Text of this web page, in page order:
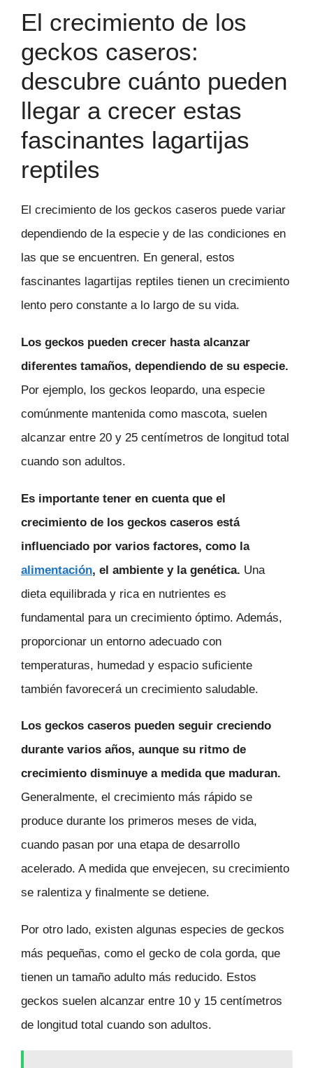
El crecimiento de los
geckos caseros:
descubre cuánto pueden
llegar a crecer estas
fascinantes lagartijas
reptiles
El crecimiento de los geckos caseros puede variar
dependiendo de la especie y de las condiciones en
las que se encuentren. En general, estos
fascinantes lagartijas reptiles tienen un crecimiento
lento pero constante a lo largo de su vida.
Los geckos pueden crecer hasta alcanzar
diferentes tamaños, dependiendo de su especie.
Por ejemplo, los geckos leopardo, una especie
comúnmente mantenida como mascota, suelen
alcanzar entre 20 y 25 centímetros de longitud total
cuando son adultos.
Es importante tener en cuenta que el
crecimiento de los geckos caseros está
influenciado por varios factores, como la
alimentación, el ambiente y la genética. Una
dieta equilibrada y rica en nutrientes es
fundamental para un crecimiento óptimo. Además,
proporcionar un entorno adecuado con
temperaturas, humedad y espacio suficiente
también favorecerá un crecimiento saludable.
Los geckos caseros pueden seguir creciendo
durante varios años, aunque su ritmo de
crecimiento disminuye a medida que maduran.
Generalmente, el crecimiento más rápido se
produce durante los primeros meses de vida,
cuando pasan por una etapa de desarrollo
acelerado. A medida que envejecen, su crecimiento
se ralentiza y finalmente se detiene.
Por otro lado, existen algunas especies de geckos
más pequeñas, como el gecko de cola gorda, que
tienen un tamaño adulto más reducido. Estos
geckos suelen alcanzar entre 10 y 15 centímetros
de longitud total cuando son adultos.